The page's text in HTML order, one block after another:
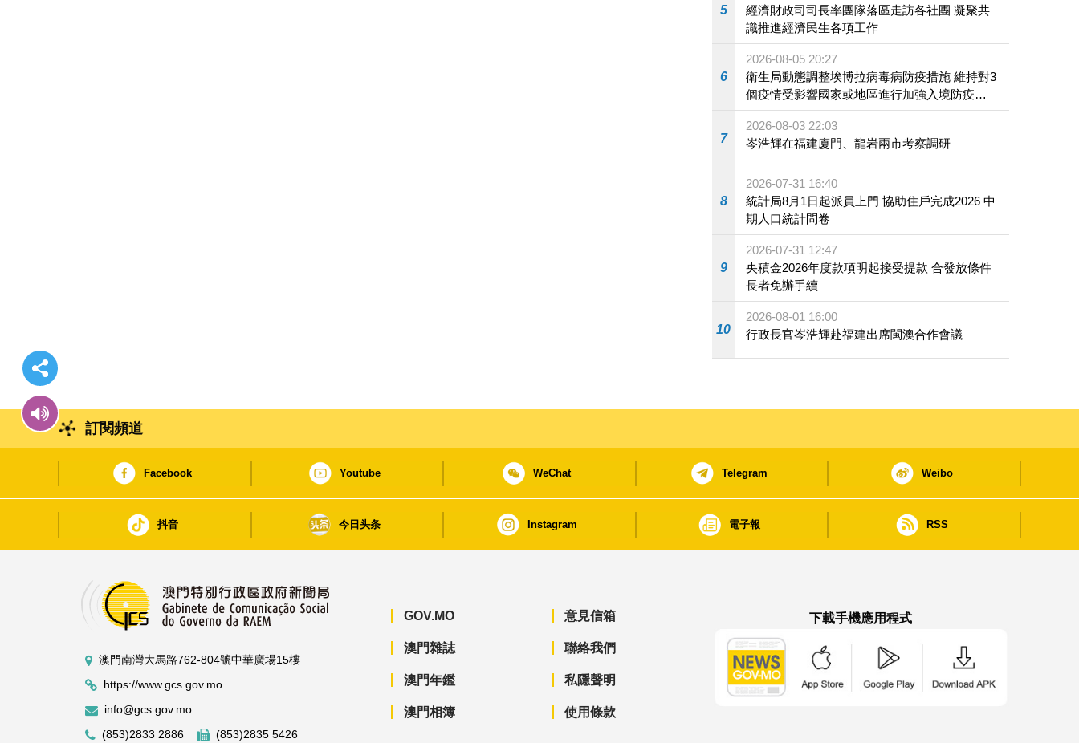
5
經濟財政司司長率團隊落區走訪各社團 凝聚共
識推進經濟民生各項工作
6
2026-08-05 20:27
衛生局動態調整埃博拉病毒病防疫措施 維持對3
個疫情受影響國家或地區進行加強入境防疫措
施
7
2026-08-03 22:03
岑浩輝在福建廈門、龍岩兩市考察調研
8
2026-07-31 16:40
統計局8月1日起派員上門 協助住戶完成2026 中
期人口統計問卷
9
2026-07-31 12:47
央積金2026年度款項明起接受提款 合發放條件
長者免辦手續
10
2026-08-01 16:00
行政長官岑浩輝赴福建出席閩澳合作會議
訂閱頻道
Facebook Youtube WeChat Telegram Weibo
抖音 今日头条 Instagram 電子報 RSS
澳門南灣大馬路762-804號中華廣場15樓
https://www.gcs.gov.mo
info@gcs.gov.mo
(853)2833 2886
(853)2835 5426
GOV.MO
澳門雜誌
澳門年鑑
澳門相簿
意見信箱
聯絡我們
私隱聲明
使用條款
下載手機應用程式